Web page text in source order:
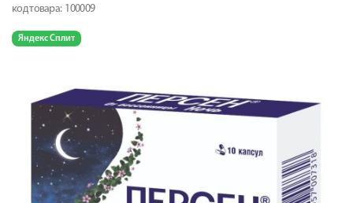
код товара: 100009
Яндекс Сплит